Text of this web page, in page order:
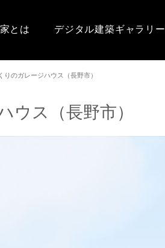
とは デジタル建築ギャラリー
りのガレージハウス（長野市）
ウス（長野市）